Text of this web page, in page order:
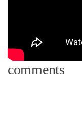
comments